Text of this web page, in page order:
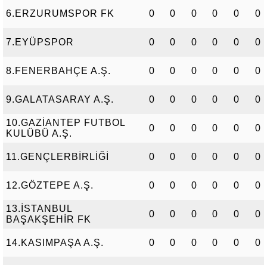
6.ERZURUMSPOR FK 0 0 0 0 0 0
7.EYÜPSPOR 0 0 0 0 0 0
8.FENERBAHÇE A.Ş. 0 0 0 0 0 0
9.GALATASARAY A.Ş. 0 0 0 0 0 0
10.GAZİANTEP FUTBOL
KULÜBÜ A.Ş.
0 0 0 0 0 0
11.GENÇLERBİRLİĞİ 0 0 0 0 0 0
12.GÖZTEPE A.Ş. 0 0 0 0 0 0
13.İSTANBUL
BAŞAKŞEHİR FK
0 0 0 0 0 0
14.KASIMPAŞA A.Ş. 0 0 0 0 0 0